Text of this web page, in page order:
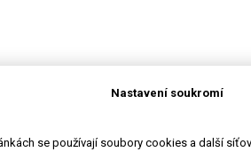
Nastavení soukromí
se používají soubory cookies a další